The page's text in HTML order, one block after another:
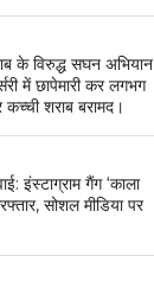
के विरुद्ध सघन अभियान
में छापेमारी कर लगभग
शराब बरामद।
इंस्टाग्राम गैंग ‘काला
सोशल मीडिया पर